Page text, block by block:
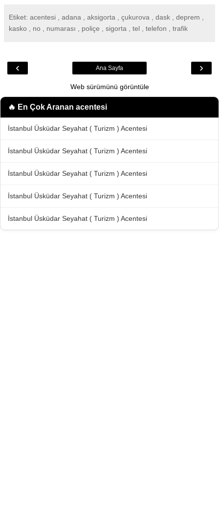
Etiket: acentesi , adana , aksigorta , çukurova , dask , deprem ,
kasko , no , numarası , poliçe , sigorta , tel , telefon , trafik
‹ ›
Ana Sayfa
Web sürümünü görüntüle
🔥 En Çok Aranan acentesi
İstanbul Üsküdar Seyahat ( Turizm ) Acentesi
İstanbul Üsküdar Seyahat ( Turizm ) Acentesi
İstanbul Üsküdar Seyahat ( Turizm ) Acentesi
İstanbul Üsküdar Seyahat ( Turizm ) Acentesi
İstanbul Üsküdar Seyahat ( Turizm ) Acentesi